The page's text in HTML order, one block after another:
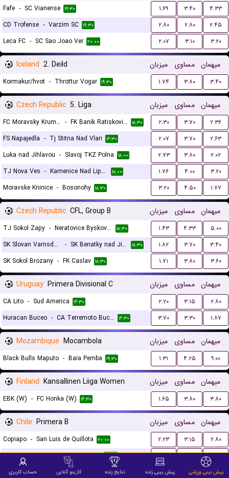
Fafe - SC Vianense ۱۹:۳۰ ۱.۶۹ ۳.۴۰
۴.۳۳
CD Trofense - Varzim SC ۱۹:۳۰ ۲.۸۰ ۲.۸۰
۲.۴۵
Leca FC - SC Sao Joao Ver ۲۰:۰۰ ۲.۰۷ ۳.۱۰ ۳.۲۰
Iceland 2. Deild میزبان مساوی میهمان
Kormakur/hvot - Throttur Vogar ۱۹:۳۰ ۱.۷۴ ۳.۸۰ ۳.۴۰
Czech Republic 5. Liga میزبان مساوی میهمان
FC Moravsky Krumlov - FK Banik Ratiskovice ۱۸:۳۰ ۲.۳۰ ۳.۷۰
۲.۳۶
FS Napajedla - Tj Stitna Nad Vlari ۱۶:۳۰ ۲.۰۷ ۳.۷۰
۲.۶۳
Luka nad Jihlavou - Slavoj TKZ Polna ۱۸:۰۰ ۲.۷۳ ۳.۸۰
۲.۰۲
TJ Nova Ves - Kamenice Nad Lipou ۱۸:۰۰ ۱.۷۶ ۴.۰۰
۳.۲۰
Moravske Kninice - Bosonohy ۱۸:۳۰ ۳.۲۰ ۴.۵۰ ۱.۷۷
Czech Republic CFL, Group B میزبان مساوی میهمان
TJ Sokol Zapy - Neratovice Byskovice ۱۸:۳۰ ۱.۴۳ ۴.۳۳
۵.۰۰
SK Slovan Varnsdorf
- SK Benatky nad Jizerou ۱۸:۳۰ ۱.۸۲ ۳.۷۰
۳.۴۰
SK Sokol Brozany - FK Caslav ۱۸:۳۰ ۱.۷۱ ۳.۸۰ ۳.۶۰
Uruguay Primera Divisional C میزبان مساوی میهمان
CA Lito - Sud America ۱۶:۳۰ ۲.۲۰ ۳.۱۵
۲.۸۰
Huracan Buceo - CA Terremoto Buceo ۱۶:۳۰ ۳.۷۰ ۳.۳۰ ۱.۸۷
Mozambique Mocambola میزبان مساوی میهمان
Black Bulls Maputo - Baia Pemba ۱۹:۳۰ ۱.۳۱ ۴.۲۵ ۹.۰۰
Finland Kansallinen Liiga Women میزبان مساوی میهمان
EBK (W) - FC Honka (W) ۱۶:۳۰ ۱.۶۵ ۳.۸۰ ۳.۸۰
Chile Primera B میزبان مساوی میهمان
Copiapo - San Luis de Quillota ۲۰:۰۰ ۲.۲۳ ۳.۱۵
۲.۸۰
Rangers de Talca-Curico Unido ۲۲:۳۰ ۲.۲۷ ۳.۰۰ ۲.۹۰
پیش بینی ورزشی پیش بینی زنده نتایج زنده کازینو آنلاین حساب کاربری